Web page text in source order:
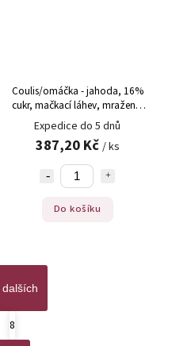
Coulis/omáčka - jahoda, 16%
cukr, mačkací láhev, mražené,
500 g
Expedice do 5 dnů
387,20 Kč / ks
Do košíku
8